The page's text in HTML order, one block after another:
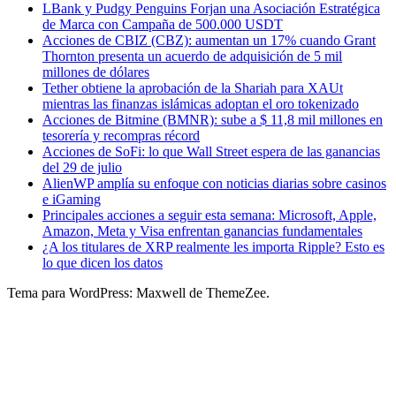
LBank y Pudgy Penguins Forjan una Asociación Estratégica
de Marca con Campaña de 500.000 USDT
Acciones de CBIZ (CBZ): aumentan un 17% cuando Grant
Thornton presenta un acuerdo de adquisición de 5 mil
millones de dólares
Tether obtiene la aprobación de la Shariah para XAUt
mientras las finanzas islámicas adoptan el oro tokenizado
Acciones de Bitmine (BMNR): sube a $ 11,8 mil millones en
tesorería y recompras récord
Acciones de SoFi: lo que Wall Street espera de las ganancias
del 29 de julio
AlienWP amplía su enfoque con noticias diarias sobre casinos
e iGaming
Principales acciones a seguir esta semana: Microsoft, Apple,
Amazon, Meta y Visa enfrentan ganancias fundamentales
¿A los titulares de XRP realmente les importa Ripple? Esto es
lo que dicen los datos
Tema para WordPress: Maxwell de ThemeZee.